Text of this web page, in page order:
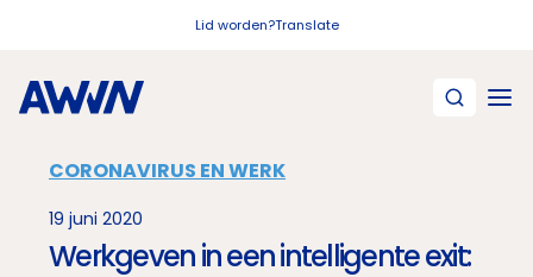
Lid worden?Translate
CORONAVIRUS EN WERK
19 juni 2020
Werkgeven in een intelligente exit: